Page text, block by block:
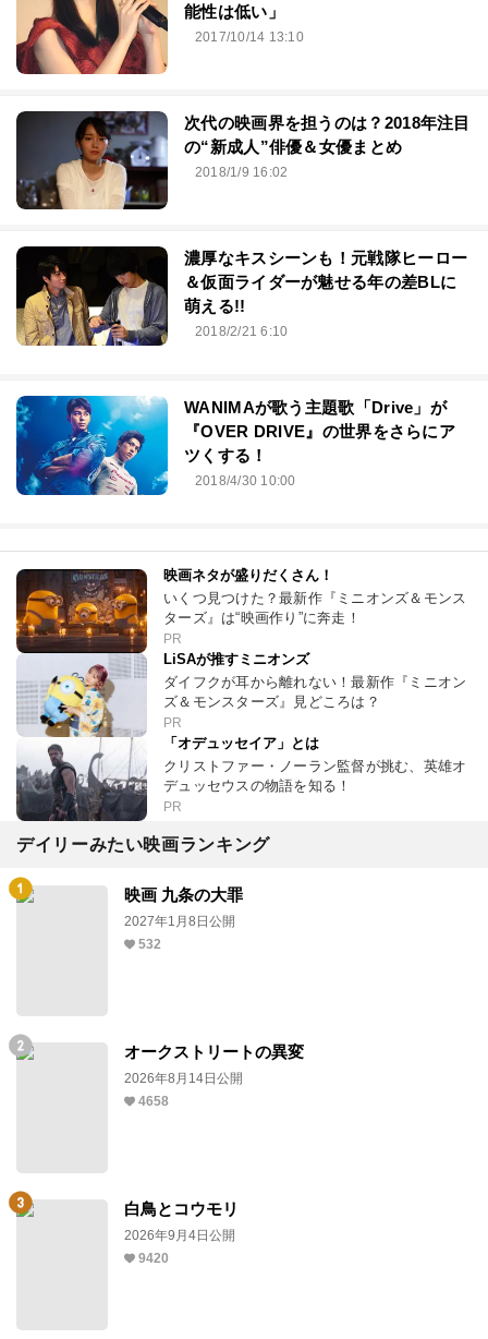
能性は低い」
2017/10/14 13:10
次代の映画界を担うのは？2018年注目
の“新成人”俳優＆女優まとめ
2018/1/9 16:02
濃厚なキスシーンも！元戦隊ヒーロー
＆仮面ライダーが魅せる年の差BLに
萌える!!
2018/2/21 6:10
WANIMAが歌う主題歌「Drive」が
『OVER DRIVE』の世界をさらにア
ツくする！
2018/4/30 10:00
映画ネタが盛りだくさん！
いくつ見つけた？最新作『ミニオンズ＆モンス
ターズ』は“映画作り”に奔走！
PR
LiSAが推すミニオンズ
ダイフクが耳から離れない！最新作『ミニオン
ズ＆モンスターズ』見どころは？
PR
「オデュッセイア」とは
クリストファー・ノーラン監督が挑む、英雄オ
デュッセウスの物語を知る！
PR
デイリーみたい映画ランキング
映画 九条の大罪
2027年1月8日公開
532
オークストリートの異変
2026年8月14日公開
4658
白鳥とコウモリ
2026年9月4日公開
9420